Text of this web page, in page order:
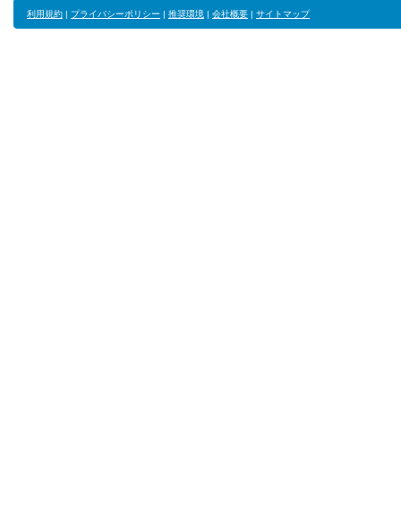
利用規約 | プライバシーポリシー | 推奨環境 | 会社概要 | サイトマップ